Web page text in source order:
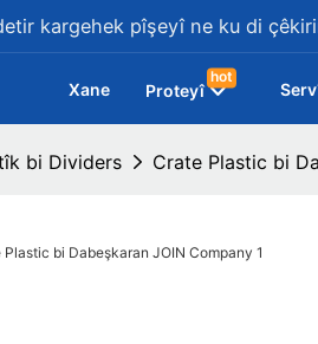
kargehek pîşeyî ne ku di
Xane Proteyî
hot
bi Dividers Crate Plastic bi